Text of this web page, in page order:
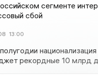
сегменте
сбой
13:00
рекордные 10 млрд